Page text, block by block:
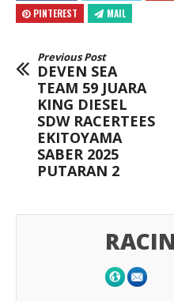
PINTEREST
MAIL
Previous Post
DEVEN SEA
TEAM 59 JUARA
KING DIESEL
SDW RACERTEES
EKITOYAMA
SABER 2025
PUTARAN 2